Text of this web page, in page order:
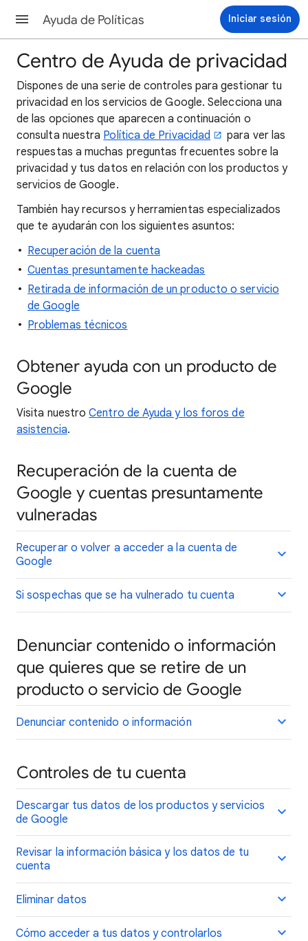
Ayuda de Políticas Iniciar sesión
Centro de Ayuda de privacidad
Dispones de una serie de controles para gestionar tu
privacidad en los servicios de Google. Selecciona una
de las opciones que aparecen a continuación o
consulta nuestra Política de Privacidad
para ver las
respuestas a muchas preguntas frecuentes sobre la
privacidad y tus datos en relación con los productos y
servicios de Google.
También hay recursos y herramientas especializados
que te ayudarán con los siguientes asuntos:
Recuperación de la cuenta
Cuentas presuntamente hackeadas
Retirada de información de un producto o servicio
de Google
Problemas técnicos
Obtener ayuda con un producto de
Google
Visita nuestroCentro de Ayuda y los foros de
asistencia.
Recuperación de la cuenta de
Google y cuentas presuntamente
vulneradas
Recuperar o volver a acceder a la cuenta de
Google
Si sospechas que se ha vulnerado tu cuenta
Denunciar contenido o información
que quieres que se retire de un
producto o servicio de Google
Denunciar contenido o información
Controles de tu cuenta
Descargar tus datos de los productos y servicios
de Google
Revisar la información básica y los datos de tu
cuenta
Eliminar datos
Cómo acceder a tus datos y controlarlos